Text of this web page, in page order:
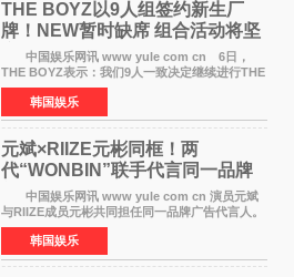
THE BOYZ以9人组签约新生厂
牌！NEW暂时缺席 组合活动将坚
定不移继续
中国娱乐网讯 www yule com cn 6日，
THE BOYZ表示：我们9人一致决定继续进行THE
BOYZ组合活动，并且已经完成了组合团体活动
签约。目前正在新生厂牌下进行活动准备。尚未
离开THE BOYZ原所
韩国娱乐
元斌×RIIZE元彬同框！两
代“WONBIN”联手代言同一品牌
颜值天花板合体
中国娱乐网讯 www yule com cn 演员元斌
与RIIZE成员元彬共同担任同一品牌广告代言人。
6日据独家报道，继演员元斌之后，RIIZE元彬最
近也被选为某在线中介平台A公司的共同广告代言
人，两人将作
韩国娱乐